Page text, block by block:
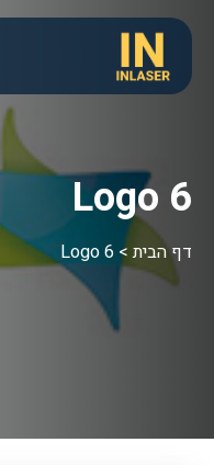
Logo 6
דף הבית>
Logo 6